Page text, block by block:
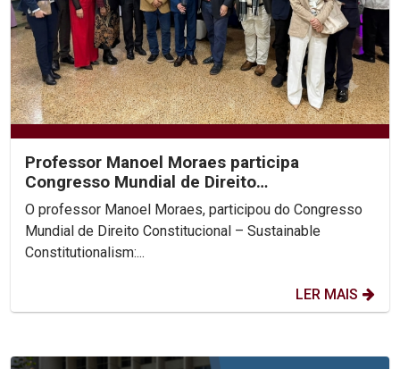
Professor Manoel Moraes participa
Congresso Mundial de Direito
Constitucional, na Colômbia.
O professor Manoel Moraes, participou do Congresso
Mundial de Direito Constitucional – Sustainable
Constitutionalism:...
LER MAIS